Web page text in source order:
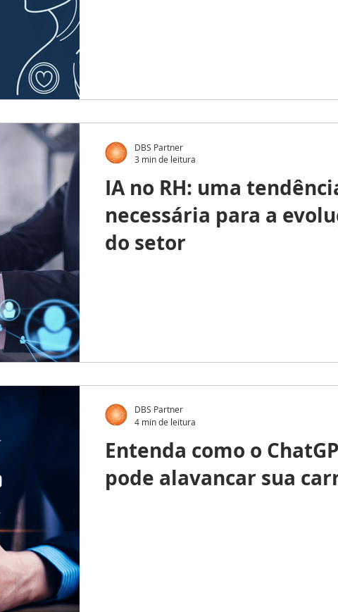
IA no RH: uma
necessária para a
do setor
DBS Partner
3 min de leitura
Entenda como o
pode alavancar sua
DBS Partner
4 min de leitura